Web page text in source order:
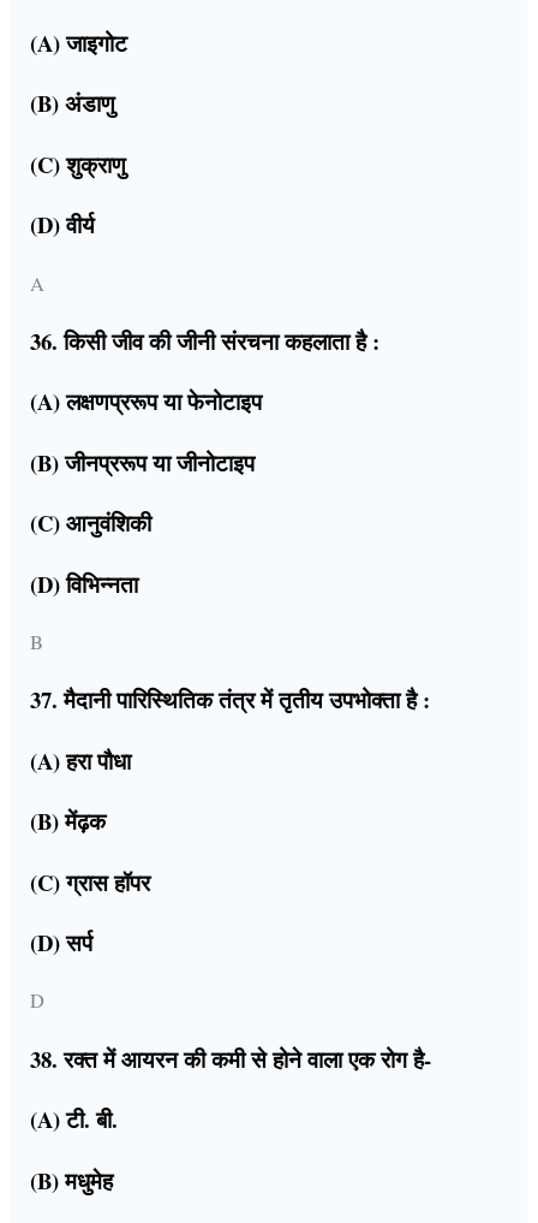
(A) जाइगोट
(B) अंडाणु
(C) शुक्राणु
(D) वीर्य
A
36. किसी जीव की जीनी संरचना कहलाता है :
(A) लक्षणप्ररूप या फेनोटाइप
(B) जीनप्ररूप या जीनोटाइप
(C) आनुवंशिकी
(D) विभिन्नता
B
37. मैदानी पारिस्थितिक तंत्र में तृतीय उपभोक्ता है :
(A) हरा पौधा
(B) मेंढ़क
(C) ग्रास हॉपर
(D) सर्प
D
38. रक्त में आयरन की कमी से होने वाला एक रोग है-
(A) टी. बी.
(B) मधुमेह